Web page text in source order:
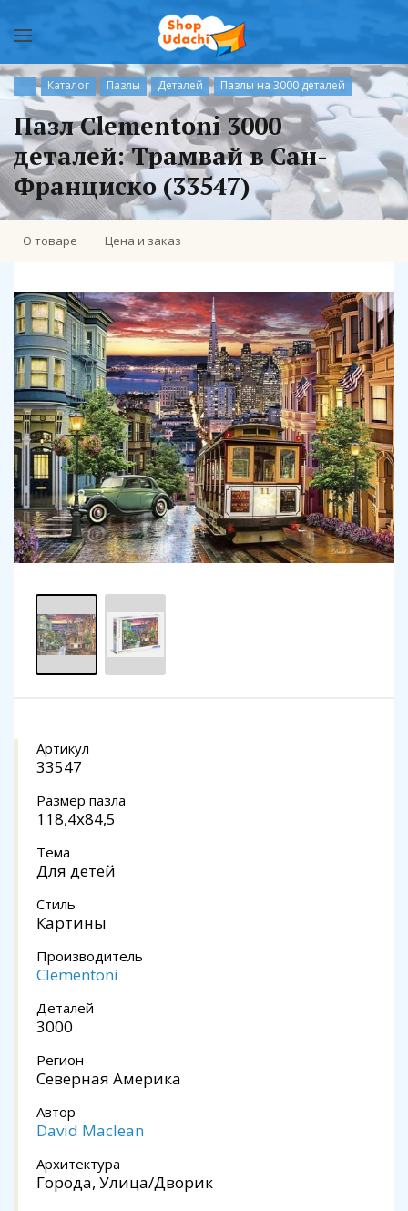
Каталог Пазлы Деталей Пазлы на 3000 деталей
Пазл Clementoni 3000
деталей: Трамвай в Сан-
Франциско (33547)
О товаре Цена и заказ
Артикул
33547
Размер пазла
118,4x84,5
Тема
Для детей
Стиль
Картины
Производитель
Clementoni
Деталей
3000
Регион
Северная Америка
Автор
David Maclean
Архитектура
Города, Улица/Дворик